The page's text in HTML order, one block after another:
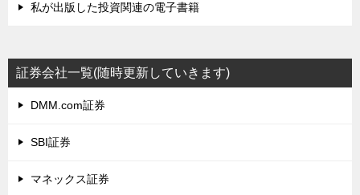
私が出版した投資関連の電子書籍
証券会社一覧(随時更新していきます)
DMM.com証券
SBI証券
マネックス証券